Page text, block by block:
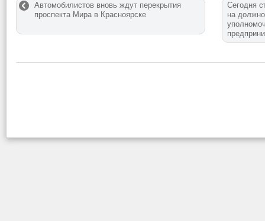
Автомобилистов вновь ждут перекрытия
проспекта Мира в Красноярске
Сегодня
на